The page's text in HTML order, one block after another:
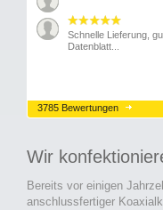
Schnelle Lieferung,
Datenblatt...
3785 Bewertungen
Wir
Bereits vor einigen
anschlussfertiger